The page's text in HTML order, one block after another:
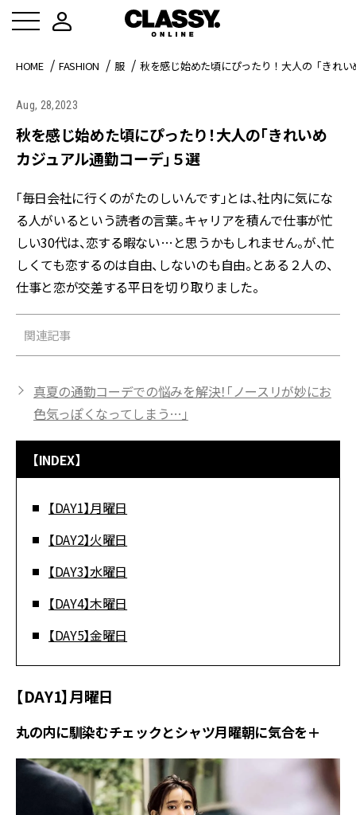
HOME FASHION 服 秋を感じ始めた頃にぴったり！大人の「きれ
Aug, 28,2023
秋を感じ始めた頃にぴったり！大人の「きれいめ
カジュアル通勤コーデ」５選
「毎日会社に行くのがたのしいんです」とは、社内に気にな
る人がいるという読者の言葉。キャリアを積んで仕事が忙
しい30代は、恋する暇ない…と思うかもしれません。が、忙
しくても恋するのは自由、しないのも自由。とある２人の、
仕事と恋が交差する平日を切り取りました。
関連記事
真夏の通勤コーデでの悩みを解決！「ノースリが妙にお
色気っぽくなってしまう…」
【INDEX】
【DAY1】月曜日
【DAY2】火曜日
【DAY3】水曜日
【DAY4】木曜日
【DAY5】金曜日
【DAY1】月曜日
丸の内に馴染むチェックとシャツ月曜朝に気合を＋